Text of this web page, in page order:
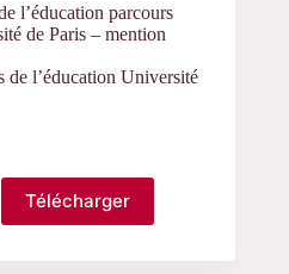
l’éducation parcours
de Paris – mention
de l’éducation Université
Télécharger